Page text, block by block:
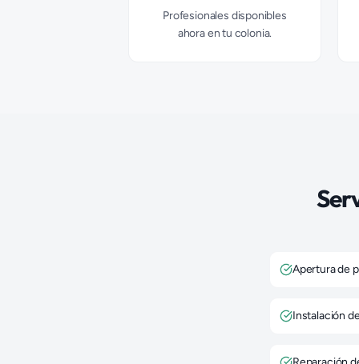
Profesionales disponibles
ahora en tu colonia.
Apertura de
Instalación